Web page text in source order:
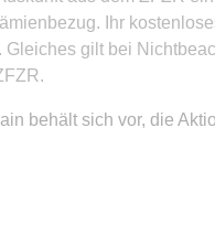
Ihr
Gleiches gilt bei
behält sich vor, die